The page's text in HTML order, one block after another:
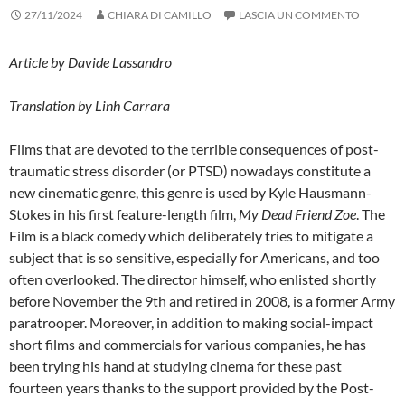
27/11/2024 CHIARA DI CAMILLO LASCIA UN COMMENTO
Article by Davide Lassandro
Translation by Linh Carrara
Films that are devoted to the terrible consequences of post-
traumatic stress disorder (or PTSD) nowadays constitute a
new cinematic genre, this genre is used by Kyle Hausmann-
Stokes in his first feature-length film, My Dead Friend Zoe. The
Film is a black comedy which deliberately tries to mitigate a
subject that is so sensitive, especially for Americans, and too
often overlooked. The director himself, who enlisted shortly
before November the 9th and retired in 2008, is a former Army
paratrooper. Moreover, in addition to making social-impact
short films and commercials for various companies, he has
been trying his hand at studying cinema for these past
fourteen years thanks to the support provided by the Post-